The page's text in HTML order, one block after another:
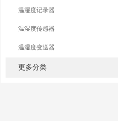
温湿度记录器
温湿度传感器
温湿度变送器
更多分类